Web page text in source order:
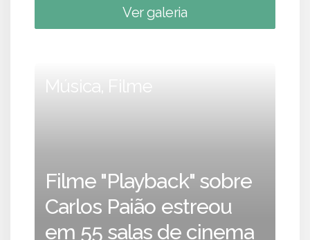
Ver galeria
Música, Filme
Filme "Playback" sobre
Carlos Paião estreou
em 55 salas de cinema